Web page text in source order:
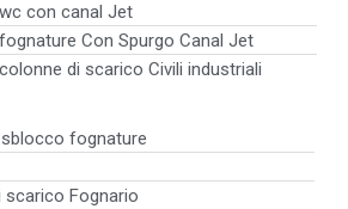
con canal Jet
Con Spurgo Canal Jet
di scarico Civili industriali
fognature
Fognario